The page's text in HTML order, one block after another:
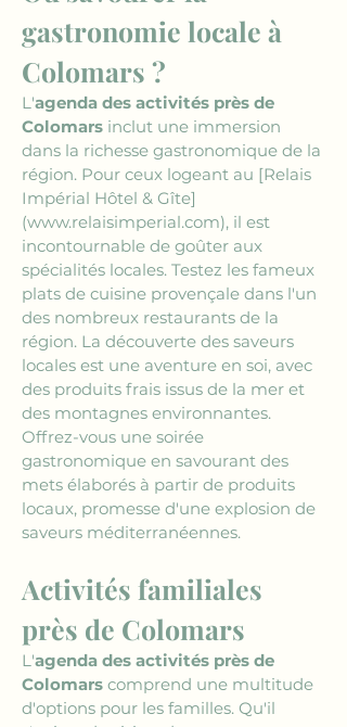
gastronomie locale à
Colomars ?
L'agenda des activités près de
Colomars inclut une immersion
dans la richesse gastronomique de la
région. Pour ceux logeant au [Relais
Impérial Hôtel & Gîte]
(www.relaisimperial.com), il est
incontournable de goûter aux
spécialités locales. Testez les fameux
plats de cuisine provençale dans l'un
des nombreux restaurants de la
région. La découverte des saveurs
locales est une aventure en soi, avec
des produits frais issus de la mer et
des montagnes environnantes.
Offrez-vous une soirée
gastronomique en savourant des
mets élaborés à partir de produits
locaux, promesse d'une explosion de
saveurs méditerranéennes.
Activités familiales
près de Colomars
L'agenda des activités près de
Colomars comprend une multitude
d'options pour les familles. Qu'il